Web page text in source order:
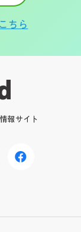
こちら
報サイト